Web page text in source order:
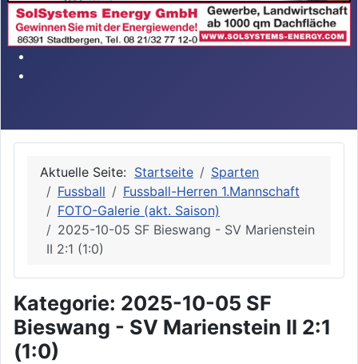
Aktuelle Seite: Startseite
Sparten
Fussball
Fussball-Herren 1.Mannschaft
FOTO-Galerie (akt. Saison)
2025-10-05 SF Bieswang - SV Marienstein
II 2:1 (1:0)
Kategorie: 2025-10-05 SF
Bieswang - SV Marienstein II 2:1
(1:0)